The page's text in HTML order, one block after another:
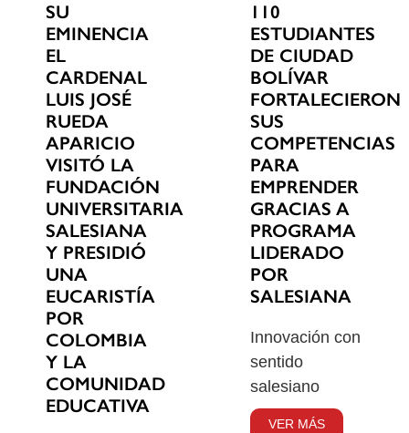
SU
EMINENCIA
EL
CARDENAL
LUIS JOSÉ
RUEDA
APARICIO
VISITÓ LA
FUNDACIÓN
UNIVERSITARIA
SALESIANA
Y PRESIDIÓ
UNA
EUCARISTÍA
POR
COLOMBIA
Y LA
COMUNIDAD
EDUCATIVA
110
ESTUDIANTES
DE CIUDAD
BOLÍVAR
FORTALECIERON
SUS
COMPETENCIAS
PARA
EMPRENDER
GRACIAS A
PROGRAMA
LIDERADO
POR
SALESIANA
Innovación con
sentido
salesiano
VER MÁS